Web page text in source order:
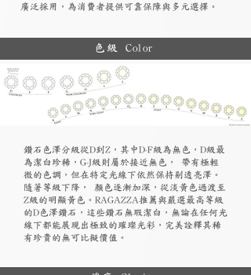
廣泛採用，為消費者提供可靠保障與多元選擇。
色級 Color
鑽石色澤分級從D到Z，其中D-F級為無色，D級最
為潔白珍稀，G-J級則屬於接近無色， 帶有極輕
微的色調，但在特定光線下依然保持剔透亮澤。
隨著等級下降， 顏色逐漸加深，從淡黃色過渡至
Z級的明顯黃色。RAGAZZA推薦與嚴選最高等級
的D色澤鑽石，這些鑽石無瑕潔白，無論在任何光
線下都能展現出極致的璀璨光彩，完美詮釋其稀
有珍貴的無可比擬價值。